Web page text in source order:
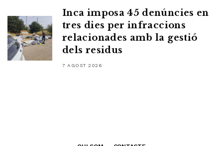
Inca imposa 45 denúncies en
tres dies per infraccions
relacionades amb la gestió
dels residus
7 AGOST 2026